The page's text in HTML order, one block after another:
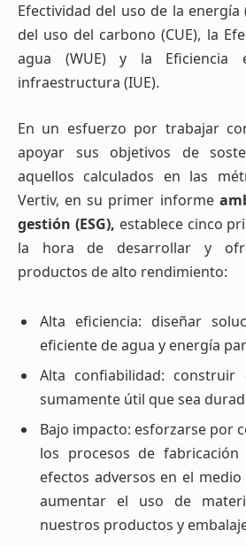
Efectividad del uso de la energía
del uso del carbono (CUE), la
agua (WUE) y la
infraestructura (IUE).
En un esfuerzo por trabajar
apoyar sus objetivos de
aquellos calculados en las
Vertiv, en su primer informe
gestión (ESG), establece cinco
la hora de desarrollar y
productos de alto rendimiento:
Alta eficiencia: diseñar
eficiente de agua y energía
Alta confiabilidad: construir
sumamente útil que sea
Bajo impacto: esforzarse por
los procesos de
efectos adversos en el
aumentar el uso de
nuestros productos y